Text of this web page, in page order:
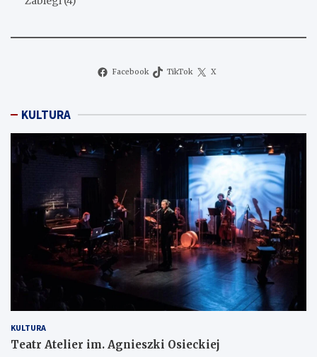
Facebook TikTok X
KULTURA
KULTURA
Teatr Atelier im. Agnieszki Osieckiej